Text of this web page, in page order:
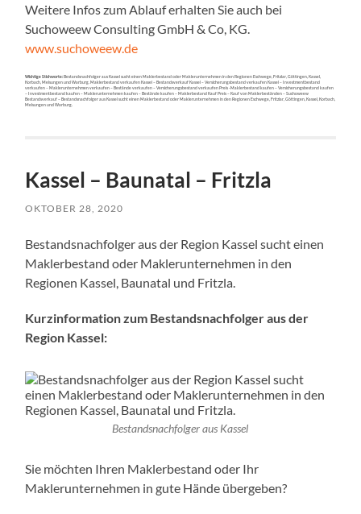
Weitere Infos zum Ablauf erhalten Sie auch bei
Suchoweew Consulting GmbH & Co, KG.
www.suchoweew.de
Wichtige Stichworte:Bestandsnachfolger aus Kassel sucht einen Maklerbestand oder Maklerunternehmen in den Regionen Eschwege, Fritzlar, Göttingen, Kassel,
Korbach, Melsungen und Warburg. Maklerbestand verkaufen Kassel – Bestandsverkauf Kassel – Versicherungsbestand verkaufen Kassel – Investmentbestand
verkaufen – Maklerunternehmen verkaufen – Bestände verkaufen – Versicherungsbestand verkaufen Preis -Maklerbestand kaufen – Versicherungsbestand kaufen
– Investmentbestand kaufen – Maklerunternehmen kaufen – Bestände kaufen – Maklerbestand Kauf Preis – Kauf von Maklerbeständen – Suchoweew
Bestandsverkauf – Bestandsnachfolger aus Kassel sucht einen Maklerbestand oder Maklerunternehmen in den Regionen Eschwege, Fritzlar, Göttingen, Kassel, Korbach,
Melsungen und Warburg.
Kassel – Baunatal – Fritzla
OKTOBER 28, 2020
Bestandsnachfolger aus der Region Kassel sucht einen
Maklerbestand oder Maklerunternehmen in den
Regionen Kassel, Baunatal und Fritzla.
Kurzinformation zum Bestandsnachfolger aus der
Region Kassel:
Bestandsnachfolger aus Kassel
Sie möchten Ihren Maklerbestand oder Ihr
Maklerunternehmen in gute Hände übergeben?